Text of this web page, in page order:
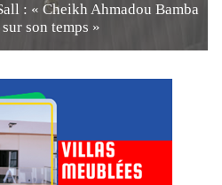
: « Cheikh Ahmadou Bamba
son temps »